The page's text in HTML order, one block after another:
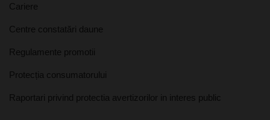
Cariere
Centre constatări daune
Regulamente promotii
Protecția consumatorului
Raportari privind protectia avertizorilor in interes public